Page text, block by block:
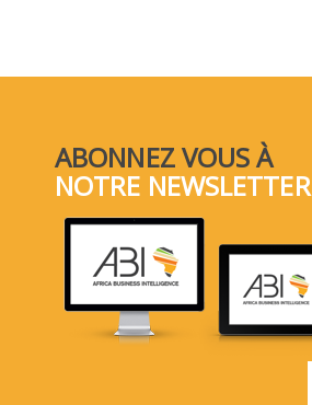
ABONNEZ VOUS À
NOTRE NEWSLETTER